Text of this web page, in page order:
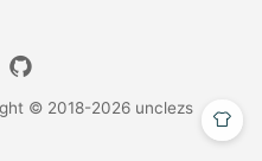
© 2018-2026 unclezs